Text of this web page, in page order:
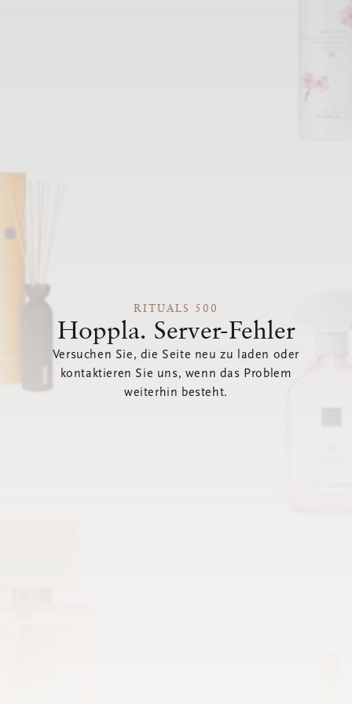
RITUALS 500
Hoppla. Server-Fehler
Versuchen Sie, die Seite neu zu laden oder
kontaktieren Sie uns, wenn das Problem
weiterhin besteht.